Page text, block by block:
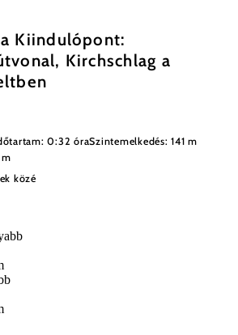
Kiindulópont:
Kirchschlag a
0:32 óraSzintemelkedés: 141 m
közé